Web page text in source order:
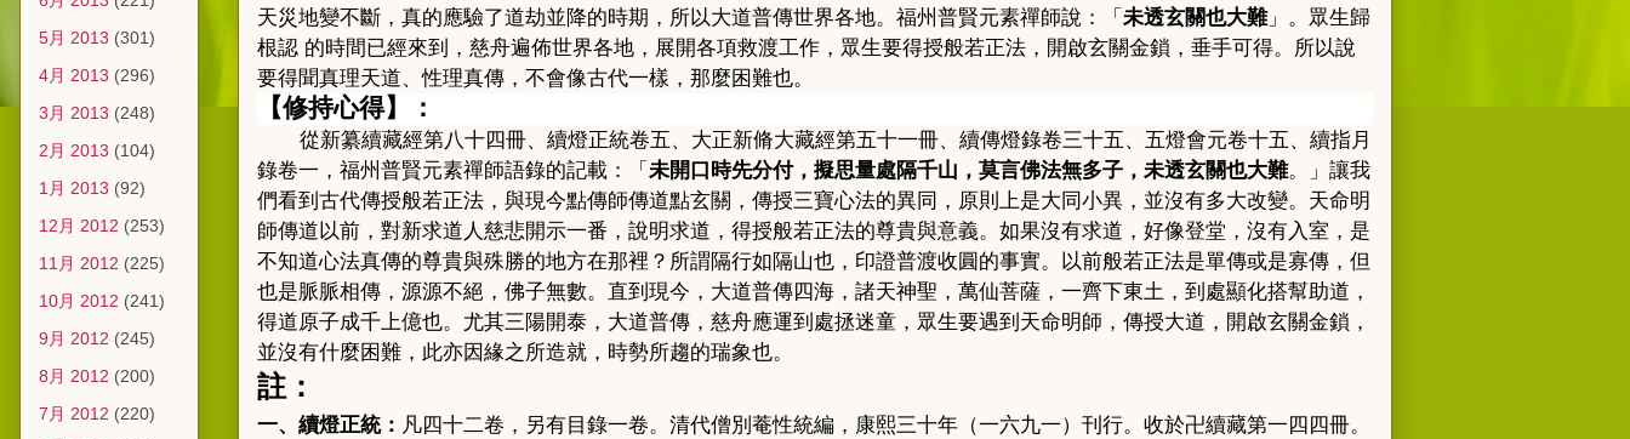
天災地變不斷，真的應驗了道劫並降的時期，所以大道普傳世界各地。福州普賢元素禪師說：「 未透玄關也大難」。眾生歸
根認 的時間已經來到，慈舟遍佈世界各地，展開各項救渡工作，眾生要得授般若正法，開啟玄關金鎖，垂手可得。所以說
要得聞真理天道、性理真傳，不會像古代一樣，那麼困難也。
【修持心得】 ：
從新纂續藏經第八十四冊、續燈正統卷五、大正新脩大藏經第五十一冊、續傳燈錄卷三十五、五燈會元卷十五、續指月
錄卷一，福州普賢元素禪師語錄的記載：「 未開口時先分付，擬思量處隔千山，莫言佛法無多子，未透玄關也大難。」讓我
們看到古代傳授般若正法，與現今點傳師傳道點玄關，傳授三寶心法的異同，原則上是大同小異，並沒有多大改變。天命明
師傳道以前，對新求道人慈悲開示一番，說明求道，得授般若正法的尊貴與意義。如果沒有求道，好像登堂，沒有入室，是
不知道心法真傳的尊貴與殊勝的地方在那裡？所謂隔行如隔山也， 印證普渡收圓的事實。以前般若正法是單傳或是寡傳，但
也是脈脈相傳，源源不絕，佛子無數。直到現今，大道普傳四海，諸天神聖，萬仙菩薩，一齊下東土，到處顯化搭幫助道，
得道原子成千上億也。尤其三陽開泰，大道普傳，慈舟應運到處拯迷童，眾生要遇到天命明師，傳授大道，開啟玄關金鎖，
並沒有什麼困難，此亦因緣之所造就，時勢所趨的瑞象也。
註：
一、 續燈正統： 凡四十二卷，另有目錄一卷。清代僧別菴性統編，康熙三十年（一六九一）刊行。收於卍續藏第一四四冊。
5月 2013 (301)
4月 2013 (296)
3月 2013 (248)
2月 2013 (104)
1月 2013 (92)
12月 2012 (253)
11月 2012 (225)
10月 2012 (241)
9月 2012 (245)
8月 2012 (200)
7月 2012 (220)